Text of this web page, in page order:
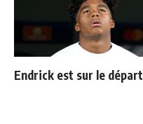
Endrick est sur le départ